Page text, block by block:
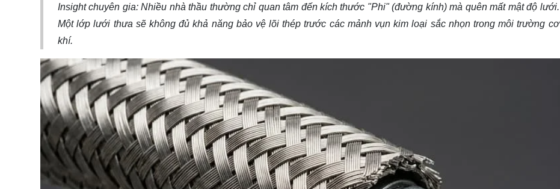
Insight chuyên gia: Nhiều nhà thầu thường chỉ quan tâm đến kích thước "Phi" (đường kính) mà quên mất mật độ lưới.
Một lớp lưới thưa sẽ không đủ khả năng bảo vệ lõi thép trước các mảnh vụn kim loại sắc nhọn trong môi trường cơ
khí.